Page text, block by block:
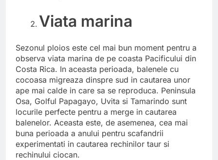
Viata marina
Sezonul ploios este cel mai bun moment pentru a
observa viata marina de pe coasta Pacificului din
Costa Rica. In aceasta perioada, balenele cu
cocoasa migreaza dinspre sud in cautarea unor
ape mai calde in care sa se reproduca. Peninsula
Osa, Golful Papagayo, Uvita si Tamarindo sunt
locurile perfecte pentru a merge in cautarea
balenelor. Aceasta este, de asemenea, cea mai
buna perioada a anului pentru scafandrii
experimentati in cautarea rechinilor taur si
rechinului ciocan.